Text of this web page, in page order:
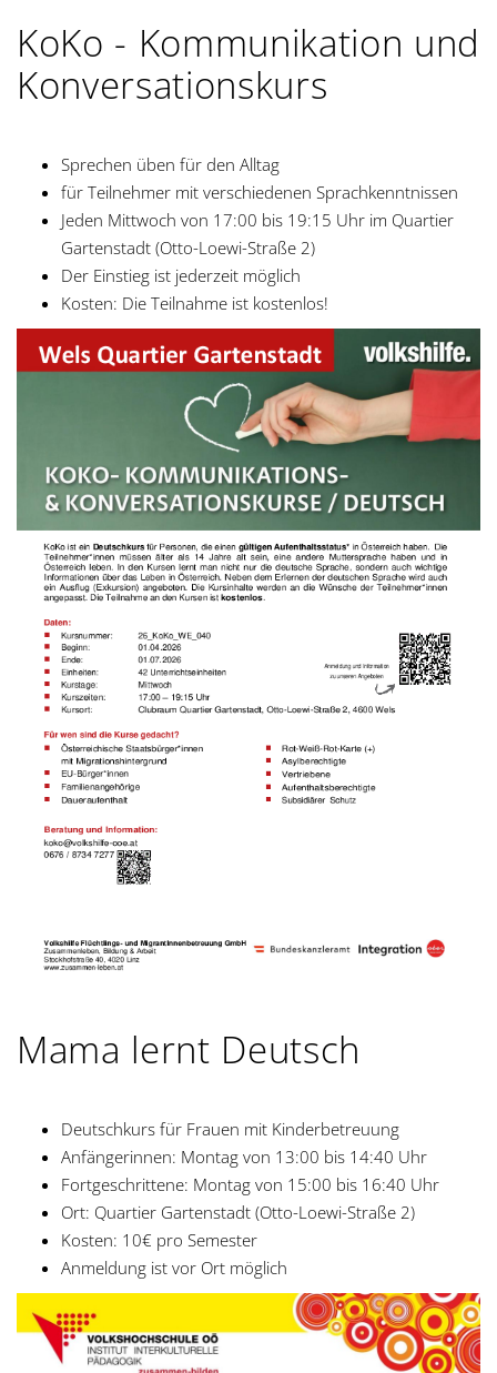
KoKo - Kommunikation und
Konversationskurs
Sprechen üben für den Alltag
für Teilnehmer mit verschiedenen Sprachkenntnissen
Jeden Mittwoch von 17:00 bis 19:15 Uhr im Quartier
Gartenstadt (Otto-Loewi-Straße 2)
Der Einstieg ist jederzeit möglich
Kosten: Die Teilnahme ist kostenlos!
Mama lernt Deutsch
Deutschkurs für Frauen mit Kinderbetreuung
Anfängerinnen: Montag von 13:00 bis 14:40 Uhr
Fortgeschrittene: Montag von 15:00 bis 16:40 Uhr
Ort: Quartier Gartenstadt (Otto-Loewi-Straße 2)
Kosten: 10€ pro Semester
Anmeldung ist vor Ort möglich